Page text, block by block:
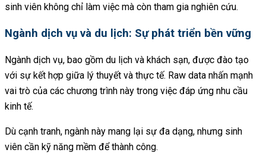
sinh viên không chỉ làm việc mà còn tham gia nghiên cứu.
Ngành dịch vụ và du lịch: Sự phát triển bền vững
Ngành dịch vụ, bao gồm du lịch và khách sạn, được đào tạo
với sự kết hợp giữa lý thuyết và thực tế. Raw data nhấn mạnh
vai trò của các chương trình này trong việc đáp ứng nhu cầu
kinh tế.
Dù cạnh tranh, ngành này mang lại sự đa dạng, nhưng sinh
viên cần kỹ năng mềm để thành công.